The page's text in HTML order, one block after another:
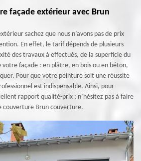
façade extérieur avec Brun
sachez que nous n’avons pas de prix
En effet, le tarif dépends de plusieurs
des travaux à effectués, de la superficie du
façade : en plâtre, en bois ou en béton,
Pour que votre peinture soit une réussite
est indispensable. Ainsi, pour
rapport qualité-prix ; n’hésitez pas à faire
couverture Brun couverture.